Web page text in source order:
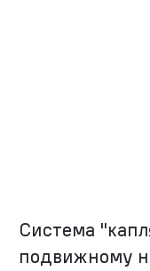
Система
подвижному